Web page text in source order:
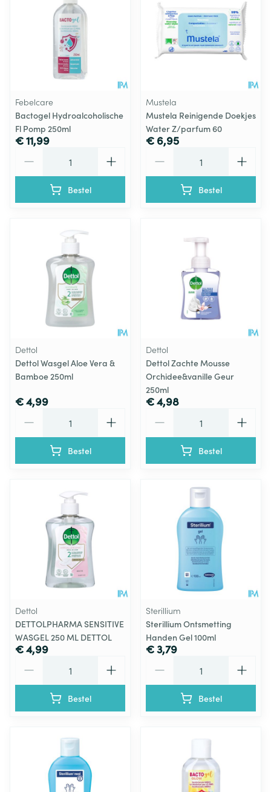
Febelcare
Bactogel Hydroalcoholische
Fl Pomp 250ml
€ 11,99
Bestel
Mustela
Mustela Reinigende Doekjes
Water Z/parfum 60
€ 6,95
Bestel
Dettol
Dettol Wasgel Aloe Vera &
Bamboe 250ml
€ 4,99
Bestel
Dettol
Dettol Zachte Mousse
Orchidee&vanille Geur
250ml
€ 4,98
Bestel
Dettol
DETTOLPHARMA SENSITIVE
WASGEL 250 ML DETTOL
€ 4,99
Bestel
Sterillium
Sterillium Ontsmetting
Handen Gel 100ml
€ 3,79
Bestel